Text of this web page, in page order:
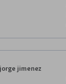
jorge jimenez